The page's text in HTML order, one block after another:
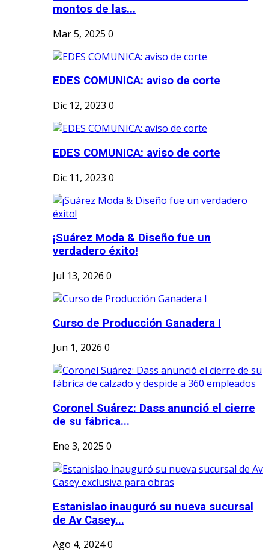
montos de las...
Mar 5, 2025 0
EDES COMUNICA: aviso de corte
Dic 12, 2023 0
EDES COMUNICA: aviso de corte
Dic 11, 2023 0
¡Suárez Moda & Diseño fue un
verdadero éxito!
Jul 13, 2026 0
Curso de Producción Ganadera I
Jun 1, 2026 0
Coronel Suárez: Dass anunció el cierre
de su fábrica...
Ene 3, 2025 0
Estanislao inauguró su nueva sucursal
de Av Casey...
Ago 4, 20240